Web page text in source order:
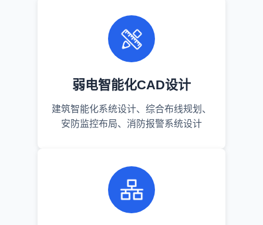
弱电智能化CAD设计
建筑智能化系统设计、综合布线规划、
安防监控布局、消防报警系统设计